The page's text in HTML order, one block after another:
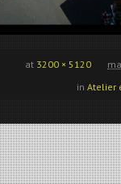
at 3200 × 5120
in Atelier